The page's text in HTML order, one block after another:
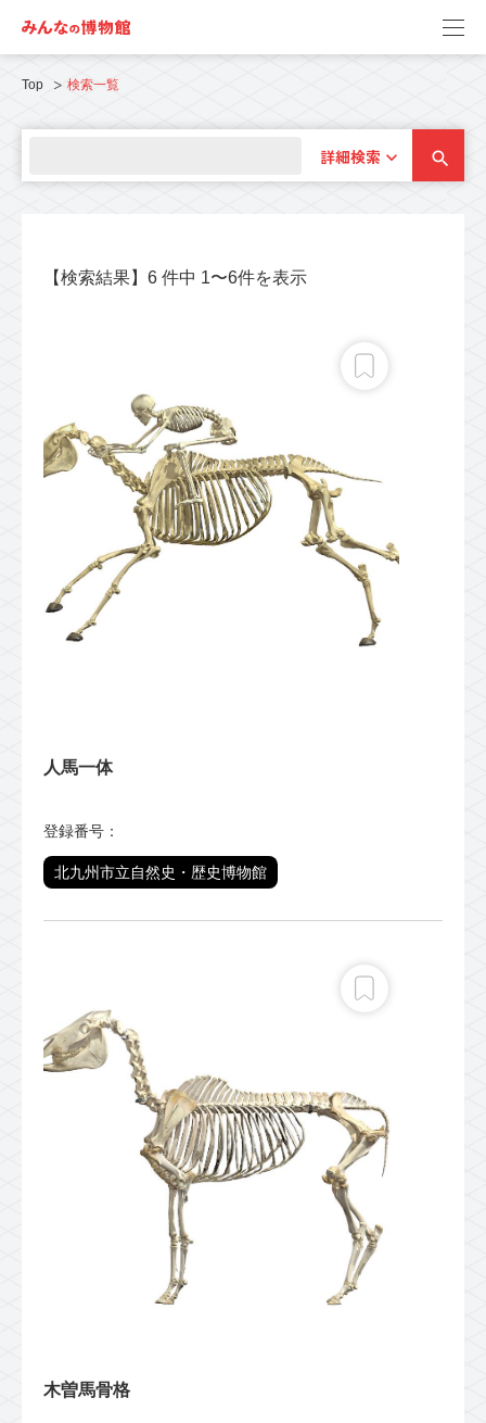
Top 検索一覧
詳細検索
【検索結果】6 件中 1〜6件を表示
人馬一体
登録番号：
北九州市立自然史・歴史博物館
木曽馬骨格